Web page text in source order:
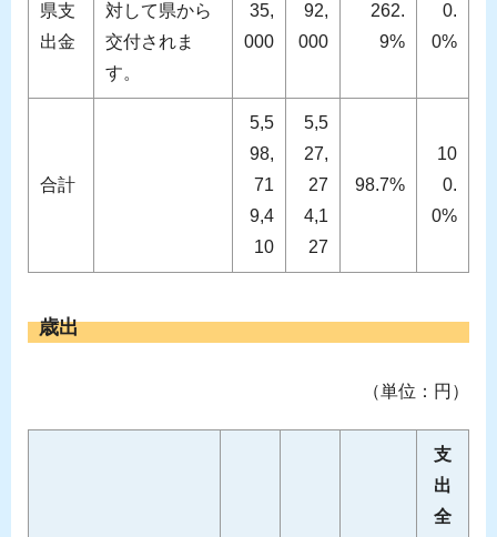
県支
出金
対して県から
交付されま
す。
35,
000
92,
000
262.
9%
0.
0%
合計
5,5
98,
71
9,4
10
5,5
27,
27
4,1
27
98.7%
10
0.
0%
歳出
（単位：円）
支
出
全